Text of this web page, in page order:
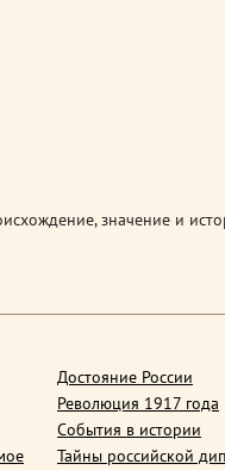
значение и
Достояние России
Революция 1917 года
События в истории
Тайны российской